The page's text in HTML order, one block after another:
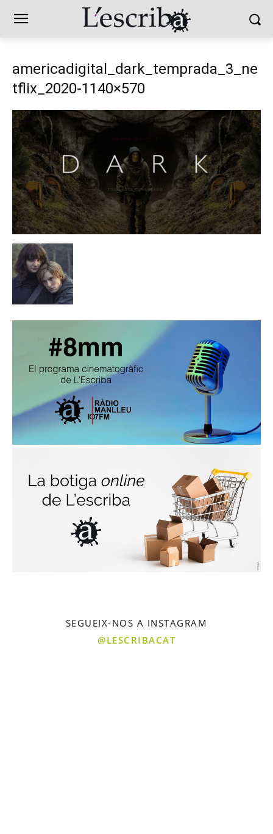
americadigital_dark_temprada_3_ne
tflix_2020-1140×570
SEGUEIX-NOS A INSTAGRAM
@LESCRIBACAT